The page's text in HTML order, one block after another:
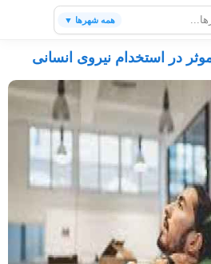
همه شهرها ▼
در استخدام نیروی انسانی